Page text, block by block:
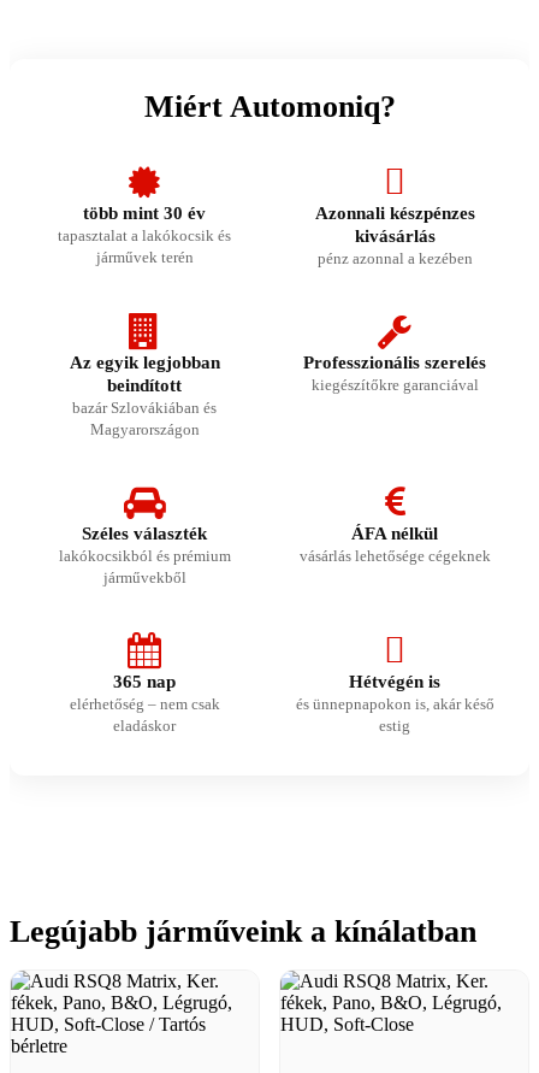
Miért Automoniq?
több mint 30 év
tapasztalat a lakókocsik és
járművek terén
Azonnali készpénzes
kivásárlás
pénz azonnal a kezében
Az egyik legjobban
beindított
bazár Szlovákiában és
Magyarországon
Professzionális szerelés
kiegészítőkre garanciával
Széles választék
lakókocsikból és prémium
járművekből
ÁFA nélkül
vásárlás lehetősége cégeknek
365 nap
elérhetőség – nem csak
eladáskor
Hétvégén is
és ünnepnapokon is, akár késő
estig
Legújabb járműveink a kínálatban